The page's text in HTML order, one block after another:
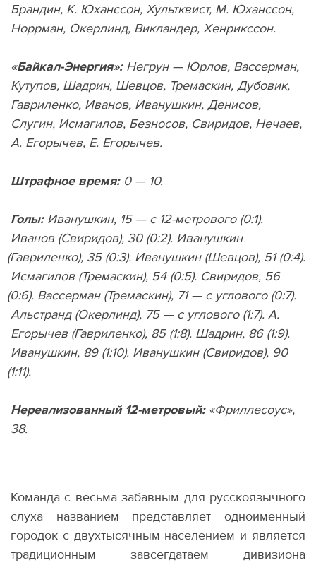
Брандин, К. Юханссон, Хультквист, М. Юханссон,
Норрман, Окерлинд, Викландер, Хенрикссон.
«Байкал-Энергия»:Негрун — Юрлов, Вассерман,
Кутупов, Шадрин, Шевцов, Тремаскин, Дубовик,
Гавриленко, Иванов, Иванушкин, Денисов,
Слугин, Исмагилов, Безносов, Свиридов, Нечаев,
А. Егорычев, Е. Егорычев.
Штрафное время:0 — 10.
Голы:Иванушкин, 15 — с 12-метрового (0:1).
Иванов (Свиридов), 30 (0:2). Иванушкин
(Гавриленко), 35 (0:3). Иванушкин (Шевцов), 51 (0:4).
Исмагилов (Тремаскин), 54 (0:5). Свиридов, 56
(0:6). Вассерман (Тремаскин), 71 — с углового (0:7).
Альстранд (Окерлинд), 75 — с углового (1:7). А.
Егорычев (Гавриленко), 85 (1:8). Шадрин, 86 (1:9).
Иванушкин, 89 (1:10). Иванушкин (Свиридов), 90
(1:11).
Нереализованный 12-метровый:«Фриллесоус»,
38.
Команда с весьма забавным для русскоязычного
слуха названием представляет одноимённый
городок с двухтысячным населением и является
традиционным завсегдатаем дивизиона